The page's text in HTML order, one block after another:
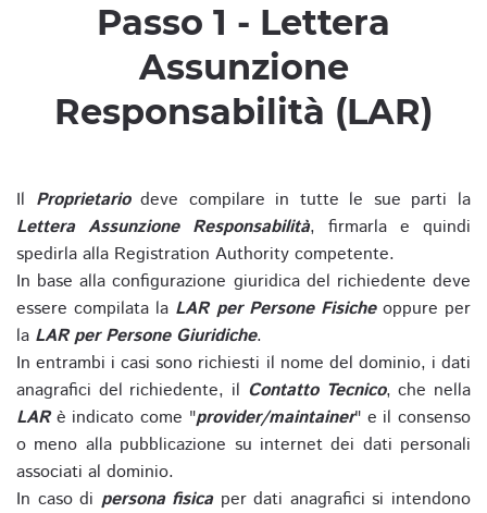
Passo 1 - Lettera
Assunzione
Responsabilità (LAR)
Il Proprietariodeve compilare in tutte le sue parti la
Lettera Assunzione Responsabilità, firmarla e quindi
spedirla alla Registration Authority competente.
In base alla configurazione giuridica del richiedente deve
essere compilata la LAR per Persone Fisicheoppure per
la LAR per Persone Giuridiche.
In entrambi i casi sono richiesti il nome del dominio, i dati
anagrafici del richiedente, il Contatto Tecnico, che nella
LARè indicato come "provider/maintainer" e il consenso
o meno alla pubblicazione su internet dei dati personali
associati al dominio.
In caso di persona fisicaper dati anagrafici si intendono